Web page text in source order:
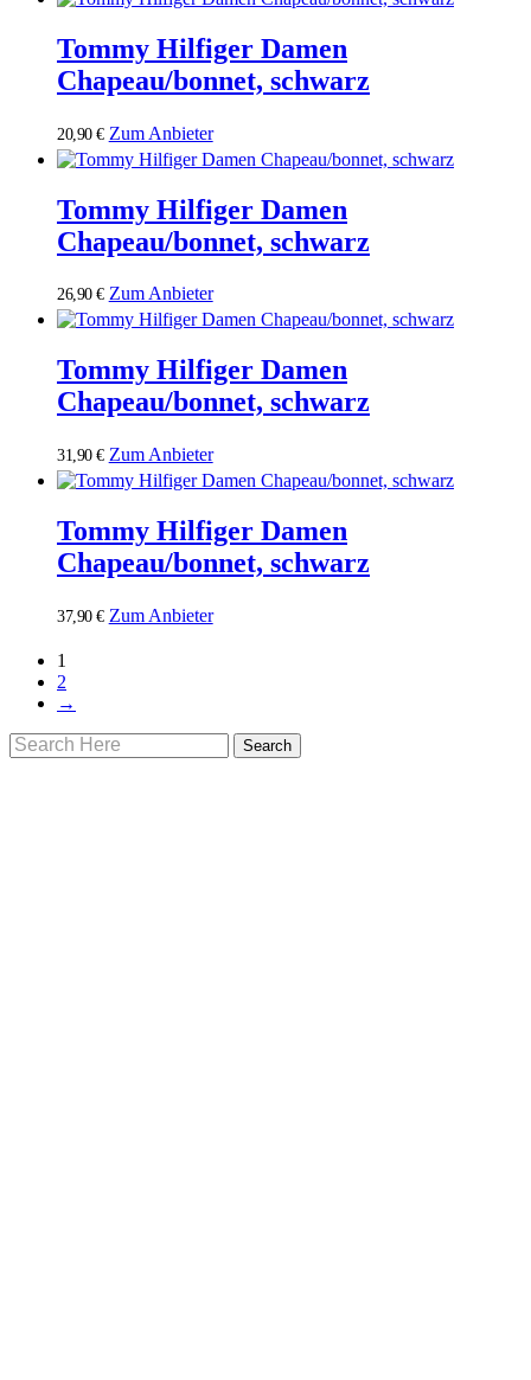
Tommy Hilfiger Damen
Chapeau/bonnet, schwarz
20,90€ Zum Anbieter
Tommy Hilfiger Damen
Chapeau/bonnet, schwarz
26,90€ Zum Anbieter
Tommy Hilfiger Damen
Chapeau/bonnet, schwarz
31,90€ Zum Anbieter
Tommy Hilfiger Damen
Chapeau/bonnet, schwarz
37,90€ Zum Anbieter
1
2
→